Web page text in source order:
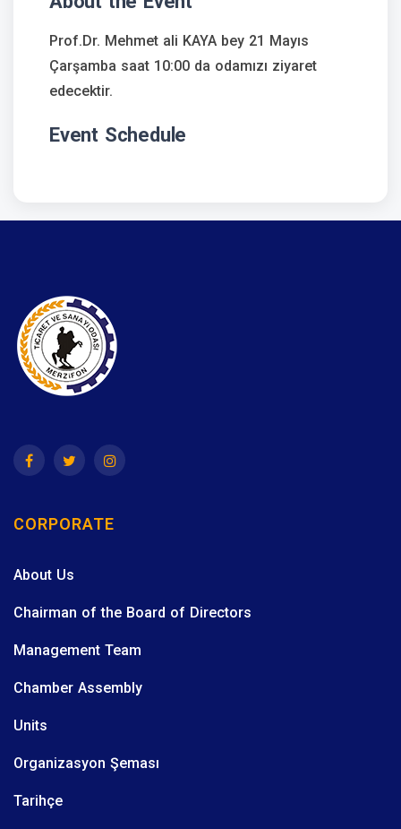
Prof.Dr. Mehmet ali KAYA bey 21 Mayıs
Çarşamba saat 10:00 da odamızı ziyaret
edecektir.
Event Schedule
CORPORATE
About Us
Chairman of the Board of Directors
Management Team
Chamber Assembly
Units
Organizasyon Şeması
Tarihçe